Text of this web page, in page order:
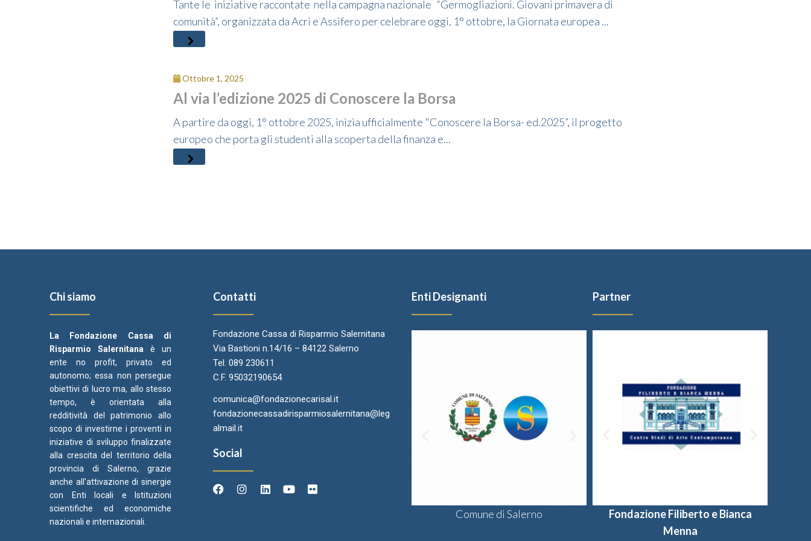
Tante le iniziative raccontate nella campagna nazionale “Germogliazioni. Giovani primavera di
comunità”, organizzata da Acri e Assifero per celebrare oggi, 1° ottobre, la Giornata europea ...
Ottobre 1, 2025
Al via l’edizione 2025 di Conoscere la Borsa
A partire da oggi, 1° ottobre 2025, inizia ufficialmente "Conoscere la Borsa- ed.2025”, il progetto
europeo che porta gli studenti alla scoperta della finanza e...
Chi siamo
La Fondazione Cassa di
Risparmio Salernitana è un
ente no profit, privato ed
autonomo; essa non persegue
obiettivi di lucro ma, allo stesso
tempo, è orientata alla
redditività del patrimonio allo
scopo di investirne i proventi in
iniziative di sviluppo finalizzate
alla crescita del territorio della
provincia di Salerno, grazie
anche all’attivazione di sinergie
con Enti locali e Istituzioni
scientifiche ed economiche
nazionali e internazionali.
Contatti
Fondazione Cassa di Risparmio Salernitana
Via Bastioni n.14/16 – 84122 Salerno
Tel. 089 230611
C.F. 95032190654
comunica@fondazionecarisal.it
fondazionecassadirisparmiosalernitana@leg
almail.it
Social
Enti Designanti
Arcidiocesi di Salerno Campagna
Comune di Salerno Provincia di Salerno
Partner
Sodalis CSV
Fondazione Filiberto e Bianca
Menna